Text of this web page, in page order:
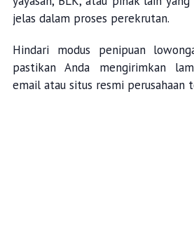
jelas dalam proses perekrutan.
Hindari modus penipuan
pastikan Anda mengirimkan
email atau situs resmi perusahaan